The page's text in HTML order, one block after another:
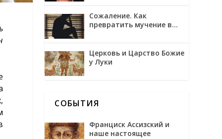
фильмах Мартина
Скорсезе
Сожаление. Как
превратить мучение в
Церковь и Царство Божие
у Луки
СОБЫТИЯ
Франциск Ассизский и
наше настоящее